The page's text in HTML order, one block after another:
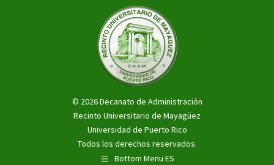
© 2026 Decanato de Administración
Recinto Universitario de Mayagüez
Universidad de Puerto Rico
Todos los derechos reservados.
Bottom Menu ES